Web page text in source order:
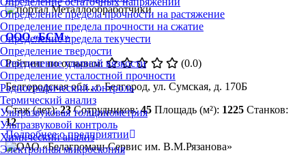
Определение предела прочности на растяжение
Определение предела прочности на сжатие
Определение предела текучести
Определение твердости
Определение ударной вязкости
Определение усталостной прочности
Радиографический контроль
Термический анализ
Ультразвуковая толщинометрия
Ультразвуковой контроль
Химический анализ
Электронная микроскопия
ООО «БСМ»
Рейтинг по отзывам:
(0.0)
Белгородская обл., г. Белгород, ул. Сумская, д. 170Б
Стаж (лет):23 Сотрудников:45 Площадь (м²): 1225 Станков:
12
Подробнее о предприятии